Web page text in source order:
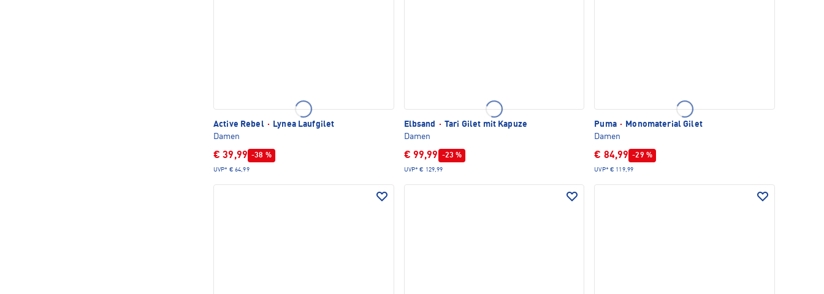
Active Rebel ·
Lynea Laufgilet
Damen
€ 39,99 -38 %
UVP* € 64,99
Elbsand · Tari Gilet mit Kapuze
Damen
€ 99,99 -23 %
UVP* € 129,99
Puma ·
Monomaterial Gilet
Damen
€ 84,99 -29 %
UVP* € 119,99